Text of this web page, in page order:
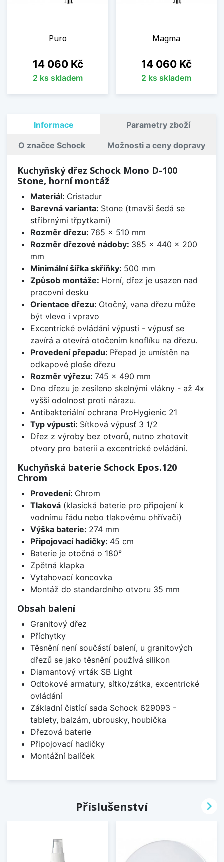
Puro
Cena
14 060 Kč
2 ks skladem
Magma
Cena
14 060 Kč
2 ks skladem
Informace Parametry zboží
O značce Schock Možnosti a ceny dopravy
Kuchyňský dřez Schock Mono D-100
Stone, horní montáž
Materiál: Cristadur
Barevná varianta: Stone (tmavší šedá se
stříbrnými třpytkami)
Rozměr dřezu: 765 x 510 mm
Rozměr dřezové nádoby: 385 x 440 x 200
mm
Minimální šířka skříňky: 500 mm
Způsob montáže: Horní, dřez je usazen nad
pracovní desku
Orientace dřezu: Otočný, vana dřezu může
být vlevo i vpravo
Excentrické ovládání výpusti - výpusť se
zavírá a otevírá otočením knoflíku na dřezu.
Provedení přepadu: Přepad je umístěn na
odkapové ploše dřezu
Rozměr výřezu: 745 x 490 mm
Dno dřezu je zesíleno skelnými vlákny - až 4x
vyšší odolnost proti nárazu.
Antibakteriální ochrana ProHygienic 21
Typ výpusti: Sítková výpusť 3 1/2
Dřez z výroby bez otvorů, nutno zhotovit
otvory pro baterii a excentrické ovládání.
Kuchyňská baterie Schock Epos.120
Chrom
Provedení: Chrom
Tlaková(klasická baterie pro připojení k
vodnímu řádu nebo tlakovému ohřívači)
Výška baterie: 274 mm
Připojovací hadičky: 45 cm
Baterie je otočná o 180°
Zpětná klapka
Vytahovací koncovka
Montáž do standardního otvoru 35 mm
Obsah balení
Granitový dřez
Příchytky
Těsnění není součástí balení, u granitových
dřezů se jako těsnění používá silikon
Diamantový vrták SB Light
Odtokové armatury, sítko/zátka, excentrické
ovládání
Základní čistící sada Schock 629093 -
tablety, balzám, ubrousky, houbička
Dřezová baterie
Připojovací hadičky
Montážní balíček
Příslušenství 